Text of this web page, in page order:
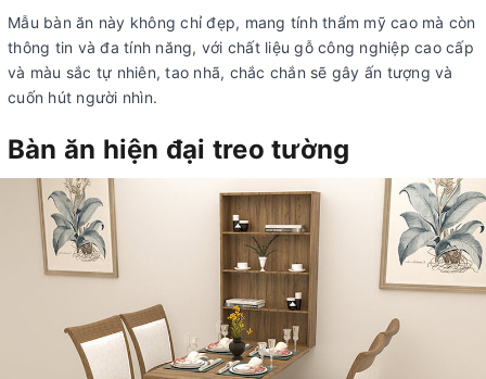
Mẫu bàn ăn này không chỉ đẹp, mang tính thẩm mỹ cao mà còn
thông tin và đa tính năng, với chất liệu gỗ công nghiệp cao cấp
và màu sắc tự nhiên, tao nhã, chắc chắn sẽ gây ấn tượng và
cuốn hút người nhìn.
Bàn ăn hiện đại treo tường